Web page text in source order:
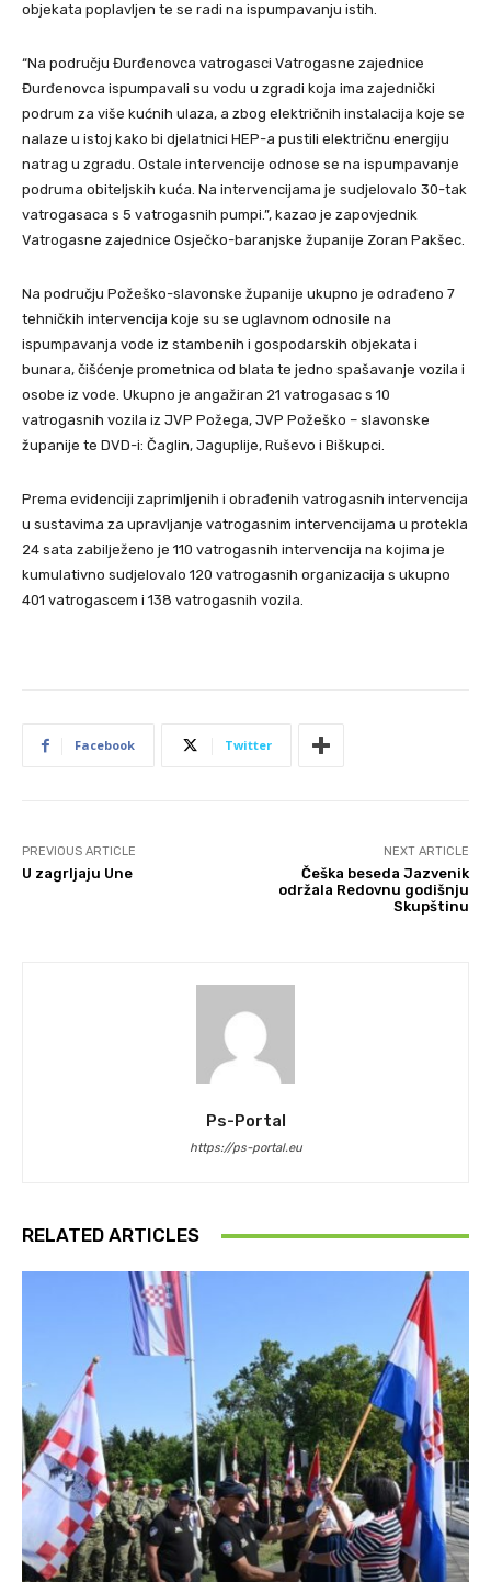
objekata poplavljen te se radi na ispumpavanju istih.
“Na području Đurđenovca vatrogasci Vatrogasne zajednice
Đurđenovca ispumpavali su vodu u zgradi koja ima zajednički
podrum za više kućnih ulaza, a zbog električnih instalacija koje se
nalaze u istoj kako bi djelatnici HEP-a pustili električnu energiju
natrag u zgradu. Ostale intervencije odnose se na ispumpavanje
podruma obiteljskih kuća. Na intervencijama je sudjelovalo 30-tak
vatrogasaca s 5 vatrogasnih pumpi.”, kazao je zapovjednik
Vatrogasne zajednice Osječko-baranjske županije Zoran Pakšec.
Na području Požeško-slavonske županije ukupno je odrađeno 7
tehničkih intervencija koje su se uglavnom odnosile na
ispumpavanja vode iz stambenih i gospodarskih objekata i
bunara, čišćenje prometnica od blata te jedno spašavanje vozila i
osobe iz vode. Ukupno je angažiran 21 vatrogasac s 10
vatrogasnih vozila iz JVP Požega, JVP Požeško – slavonske
županije te DVD-i: Čaglin, Jaguplije, Ruševo i Biškupci.
Prema evidenciji zaprimljenih i obrađenih vatrogasnih intervencija
u sustavima za upravljanje vatrogasnim intervencijama u protekla
24 sata zabilježeno je 110 vatrogasnih intervencija na kojima je
kumulativno sudjelovalo 120 vatrogasnih organizacija s ukupno
401 vatrogascem i 138 vatrogasnih vozila.
Facebook Twitter
PREVIOUS ARTICLE
U zagrljaju Une
NEXT ARTICLE
Češka beseda Jazvenik
održala Redovnu godišnju
Skupštinu
Ps-Portal
https://ps-portal.eu
RELATED ARTICLES